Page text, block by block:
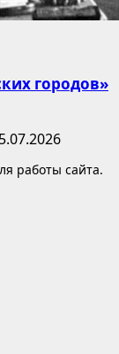
городов»
работы сайта.